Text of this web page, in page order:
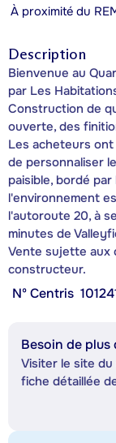
À proximité du
Description
Bienvenue au
par Les
Construction de
ouverte, des
Les acheteurs
de personnaliser
paisible, bordé
l'environnement
l'autoroute 20, à
minutes de
Vente sujette aux
constructeur.
Nº Centris
Besoin de plus
Visiter le site
fiche détaillée